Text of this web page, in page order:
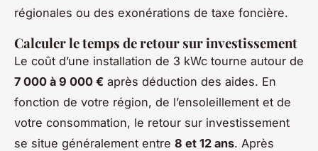
régionales ou des exonérations de taxe foncière.
Calculer le temps de retour sur investissement
Le coût d’une installation de 3 kWc tourne autour de
7 000 à 9 000 € après déduction des aides. En
fonction de votre région, de l’ensoleillement et de
votre consommation, le retour sur investissement
se situe généralement entre 8 et 12 ans. Après